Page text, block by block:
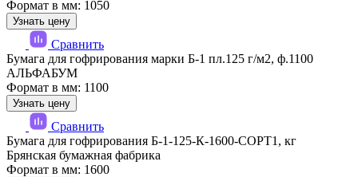
Формат в мм: 1050
Узнать цену
Сравнить
Бумага для гофрирования марки Б-1 пл.125 г/м2, ф.1100
АЛЬФАБУМ
Формат в мм: 1100
Узнать цену
Сравнить
Бумага для гофрирования Б-1-125-К-1600-СОРТ1, кг
Брянская бумажная фабрика
Формат в мм: 1600